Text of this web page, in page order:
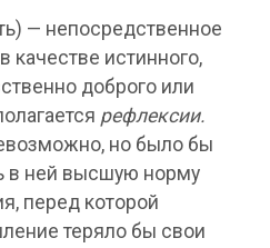
— непосредственное
качестве истинного,
доброго или
рефлексии.
но было бы
в ней высшую норму
перед которой
теряло бы свои